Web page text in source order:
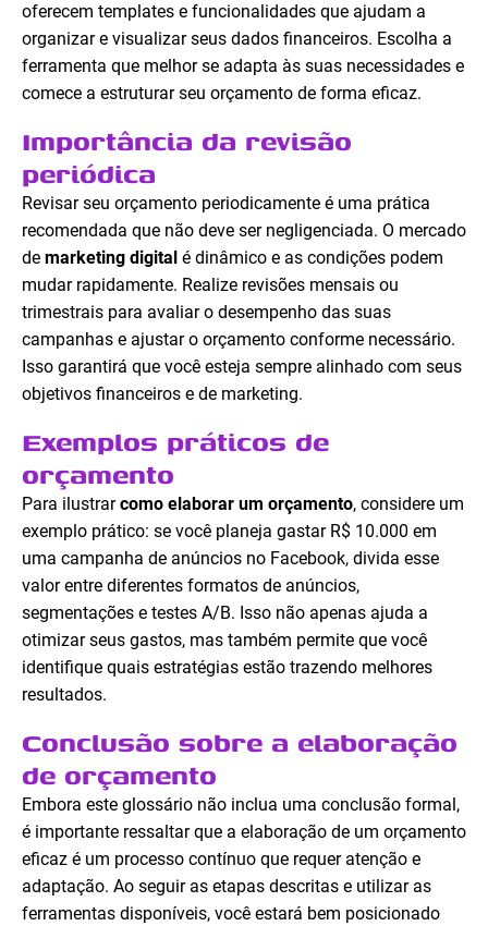
oferecem templates e funcionalidades que ajudam a
organizar e visualizar seus dados financeiros. Escolha a
ferramenta que melhor se adapta às suas necessidades e
comece a estruturar seu orçamento de forma eficaz.
Importância da revisão
periódica
Revisar seu orçamento periodicamente é uma prática
recomendada que não deve ser negligenciada. O mercado
de marketing digital é dinâmico e as condições podem
mudar rapidamente. Realize revisões mensais ou
trimestrais para avaliar o desempenho das suas
campanhas e ajustar o orçamento conforme necessário.
Isso garantirá que você esteja sempre alinhado com seus
objetivos financeiros e de marketing.
Exemplos práticos de
orçamento
Para ilustrarcomo elaborar um orçamento, considere um
exemplo prático: se você planeja gastar R$ 10.000 em
uma campanha de anúncios no Facebook, divida esse
valor entre diferentes formatos de anúncios,
segmentações e testes A/B. Isso não apenas ajuda a
otimizar seus gastos, mas também permite que você
identifique quais estratégias estão trazendo melhores
resultados.
Conclusão sobre a elaboração
de orçamento
Embora este glossário não inclua uma conclusão formal,
é importante ressaltar que a elaboração de um orçamento
eficaz é um processo contínuo que requer atenção e
adaptação. Ao seguir as etapas descritas e utilizar as
ferramentas disponíveis, você estará bem posicionado